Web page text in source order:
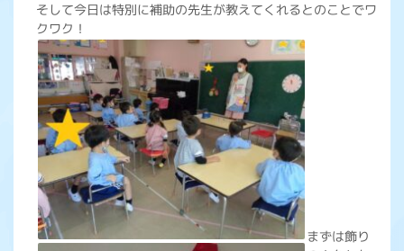
そして今日は特別に補助の先生が教えてくれるとのことでワ
クワク！
まずは飾り